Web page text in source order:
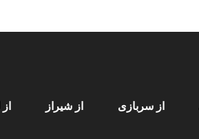
از سربازی از شیراز